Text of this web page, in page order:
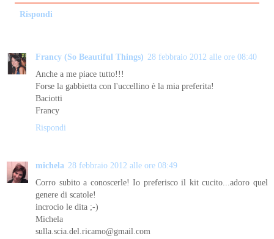
Rispondi
Francy (So Beautiful Things) 28 febbraio 2012 alle ore 08:40
Anche a me piace tutto!!!
Forse la gabbietta con l'uccellino è la mia preferita!
Baciotti
Francy
Rispondi
michela 28 febbraio 2012 alle ore 08:49
Corro subito a conoscerle! Io preferisco il kit cucito...adoro quel
genere di scatole!
incrocio le dita ;-)
Michela
sulla.scia.del.ricamo@gmail.com